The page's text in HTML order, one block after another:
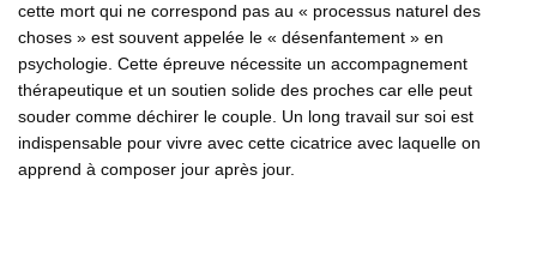
cette mort qui ne correspond pas au « processus naturel des
choses » est souvent appelée le « désenfantement » en
psychologie. Cette épreuve nécessite un accompagnement
thérapeutique et un soutien solide des proches car elle peut
souder comme déchirer le couple. Un long travail sur soi est
indispensable pour vivre avec cette cicatrice avec laquelle on
apprend à composer jour après jour.